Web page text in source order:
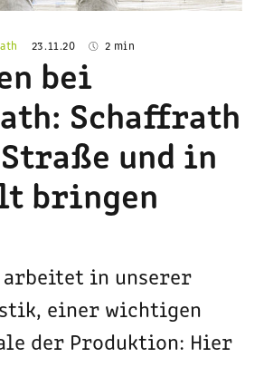
23.11.20 2 min
bei
Schaffrath
und in
bringen
arbeitet in unserer
einer wichtigen
der Produktion: Hier